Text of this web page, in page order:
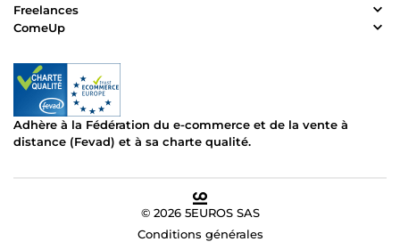
Freelances
ComeUp
Adhère à la Fédération du e-commerce et de la vente à
distance (Fevad) et à sa charte qualité.
© 2026 5EUROS SAS
Conditions générales